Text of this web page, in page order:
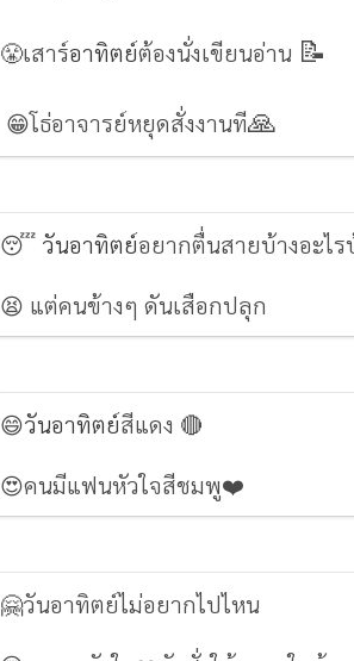
😤เสาร์อาทิตย์ต้องนั่งเขียนอ่าน 📝
😁โธ่อาจารย์หยุดสั่งงานที🙏
😴 วันอาทิตย์อยากตื่นสายบ้างอะไร
😫 แต่คนข้างๆ ดันเสือกปลุก
😄วันอาทิตย์สีแดง 🔴
😍คนมีแฟนหัวใจสีชมพู❤️️
🤗วันอาทิตย์ไม่อยากไปไหน